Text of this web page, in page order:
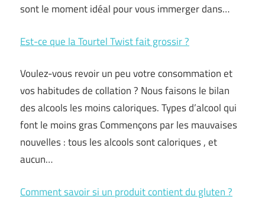
sont le moment idéal pour vous immerger dans…
Est-ce que la Tourtel Twist fait grossir ?
Voulez-vous revoir un peu votre consommation et
vos habitudes de collation ? Nous faisons le bilan
des alcools les moins caloriques. Types d’alcool qui
font le moins gras Commençons par les mauvaises
nouvelles : tous les alcools sont caloriques , et
aucun…
Comment savoir si un produit contient du gluten ?